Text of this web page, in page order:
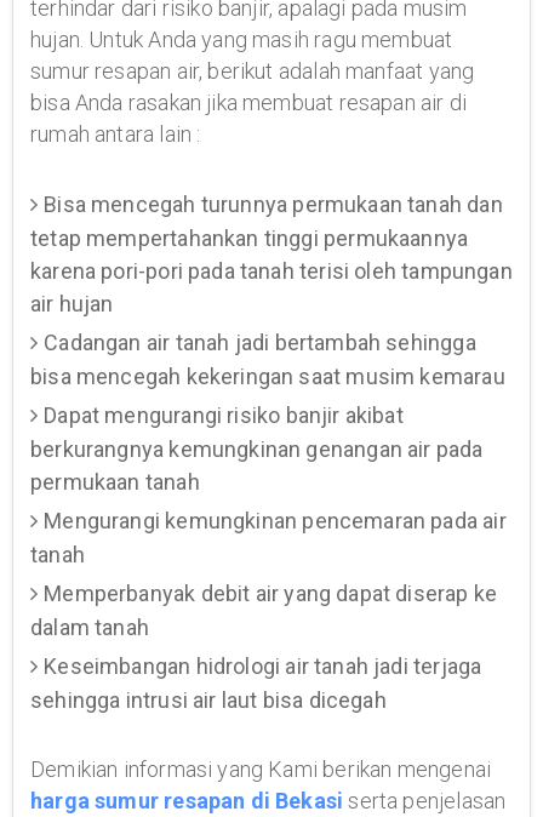
terhindar dari risiko banjir, apalagi pada musim
hujan. Untuk Anda yang masih ragu membuat
sumur resapan air, berikut adalah manfaat yang
bisa Anda rasakan jika membuat resapan air di
rumah antara lain :
Bisa mencegah turunnya permukaan tanah dan
tetap mempertahankan tinggi permukaannya
karena pori-pori pada tanah terisi oleh tampungan
air hujan
Cadangan air tanah jadi bertambah sehingga
bisa mencegah kekeringan saat musim kemarau
Dapat mengurangi risiko banjir akibat
berkurangnya kemungkinan genangan air pada
permukaan tanah
Mengurangi kemungkinan pencemaran pada air
tanah
Memperbanyak debit air yang dapat diserap ke
dalam tanah
Keseimbangan hidrologi air tanah jadi terjaga
sehingga intrusi air laut bisa dicegah
Demikian informasi yang Kami berikan mengenai
harga sumur resapan di Bekasi serta penjelasan